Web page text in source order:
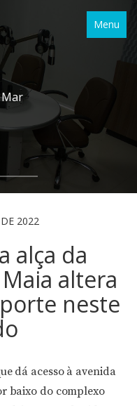
Menu
2022
alça da
altera
neste
dá acesso à avenida
baixo do complexo